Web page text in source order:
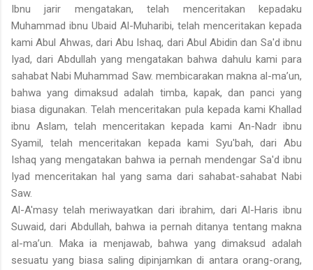
Ibnu jarir mengatakan, telah menceritakan kepadaku
Muhammad ibnu Ubaid Al-Muharibi, telah menceritakan kepada
kami Abul Ahwas, dari Abu Ishaq, dari Abul Abidin dan Sa'd ibnu
Iyad, dari Abdullah yang mengatakan bahwa dahulu kami para
sahabat Nabi Muhammad Saw. membicarakan makna al-ma’un,
bahwa yang dimaksud adalah timba, kapak, dan panci yang
biasa digunakan. Telah menceritakan pula kepada kami Khallad
ibnu Aslam, telah menceritakan kepada kami An-Nadr ibnu
Syamil, telah menceritakan kepada kami Syu'bah, dari Abu
Ishaq yang mengatakan bahwa ia pernah mendengar Sa'd ibnu
Iyad menceritakan hal yang sama dari sahabat-sahabat Nabi
Saw.
Al-A'masy telah meriwayatkan dari ibrahim, dari Al-Haris ibnu
Suwaid, dari Abdullah, bahwa ia pernah ditanya tentang makna
al-ma’un. Maka ia menjawab, bahwa yang dimaksud adalah
sesuatu yang biasa saling dipinjamkan di antara orang-orang,